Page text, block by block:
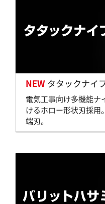
NEW タタックナイ
電気工事向け多機能ナ
けるホロー形状刃採用
端刃。